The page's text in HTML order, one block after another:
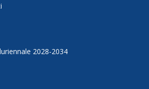
2028-2034